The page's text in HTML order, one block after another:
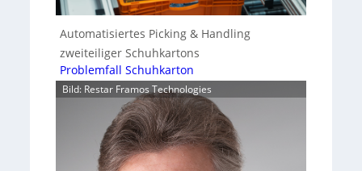
Automatisiertes Picking & Handling
zweiteiliger Schuhkartons
Problemfall Schuhkarton
Bild: Restar Framos Technologies